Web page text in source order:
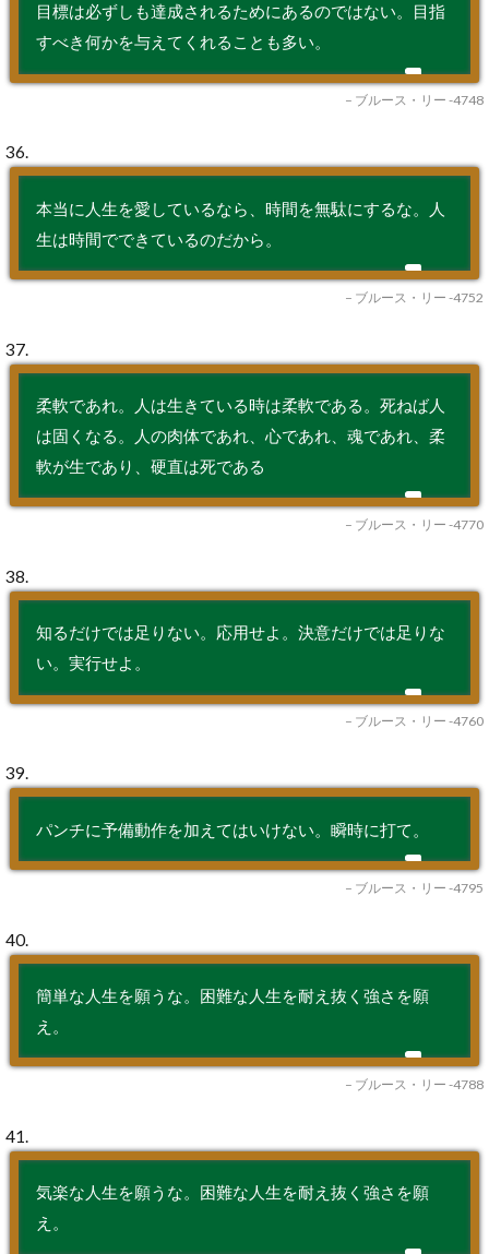
目標は必ずしも達成されるためにあるのではない。目指
すべき何かを与えてくれることも多い。
– ブルース・リー -4748
36.
本当に人生を愛しているなら、時間を無駄にするな。人
生は時間でできているのだから。
– ブルース・リー -4752
37.
柔軟であれ。人は生きている時は柔軟である。死ねば人
は固くなる。人の肉体であれ、心であれ、魂であれ、柔
軟が生であり、硬直は死である
– ブルース・リー -4770
38.
知るだけでは足りない。応用せよ。決意だけでは足りな
い。実行せよ。
– ブルース・リー -4760
39.
パンチに予備動作を加えてはいけない。瞬時に打て。
– ブルース・リー -4795
40.
簡単な人生を願うな。困難な人生を耐え抜く強さを願
え。
– ブルース・リー -4788
41.
気楽な人生を願うな。困難な人生を耐え抜く強さを願
え。